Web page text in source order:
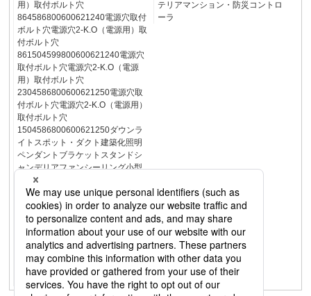
用）取付ボルト穴
864586800600621240電源穴取付
ボルト穴電源穴2-K.O（電源用）取
付ボルト穴
861504599800600621240電源穴
取付ボルト穴電源穴2-K.O（電源
用）取付ボルト穴
2304586800600621250電源穴取
付ボルト穴電源穴2-K.O（電源用）
取付ボルト穴
1504586800600621250ダウンラ
イトスポット・ダクト建築化照明
ペンダントブラケットスタンドシ
ャンデリアファンシーリング小型
シーリングベースライト和風キッ
チン洗面・浴室エクステリアマン
ション・防災コントローラＬＥＤ
フラットランプポーチライトブラ
ケットダウンライトダウンシーリ
ングシーリング・ベースライトス
ポットスタンドポールライト表札
灯・門柱灯フットライト・建築化
テリアマンション・防災コントロ
ーラ